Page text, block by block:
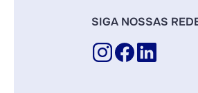
SIGA NOSSAS